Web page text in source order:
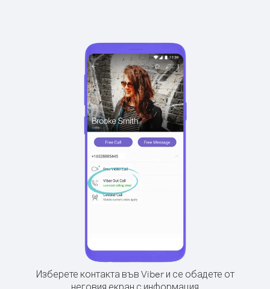
Изберете контакта във Viber и се обадете от
неговия екран с информация